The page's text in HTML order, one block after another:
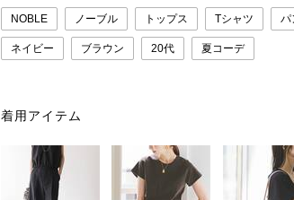
NOBLE ノーブル トップス Tシャツ パ
ネイビー ブラウン 20代 夏コーデ
着用アイテム